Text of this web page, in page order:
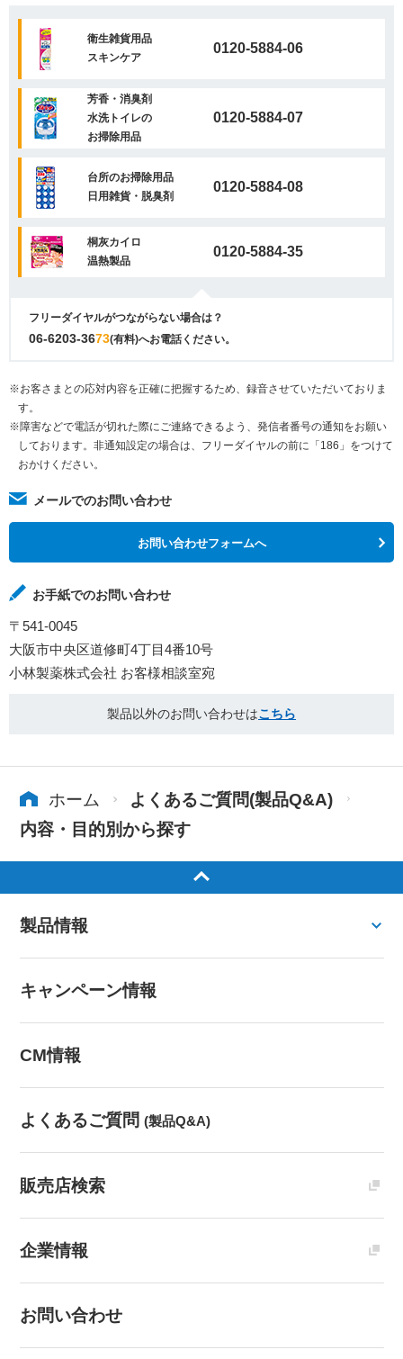
衛生雑貨用品
スキンケア
0120-5884-06
芳香・消臭剤
水洗トイレの
お掃除用品
0120-5884-07
台所のお掃除用品
日用雑貨・脱臭剤
0120-5884-08
桐灰カイロ
温熱製品
0120-5884-35
フリーダイヤルがつながらない場合は？
06-6203-3673(有料)へお電話ください。
※お客さまとの応対内容を正確に把握するため、録音させていただいておりま
す。
※障害などで電話が切れた際にご連絡できるよう、発信者番号の通知をお願い
しております。非通知設定の場合は、フリーダイヤルの前に「186」をつけて
おかけください。
メールでのお問い合わせ
お問い合わせフォームへ
お手紙でのお問い合わせ
〒541-0045
大阪市中央区道修町4丁目4番10号
小林製薬株式会社 お客様相談室宛
製品以外のお問い合わせはこちら
ホーム
よくあるご質問(製品Q&A)
内容・目的別から探す
製品情報
キャンペーン情報
CM情報
よくあるご質問 (製品Q&A)
販売店検索
企業情報
お問い合わせ